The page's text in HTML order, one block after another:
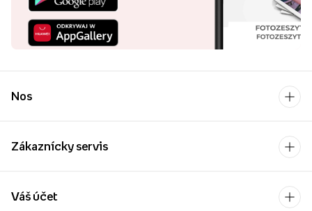
Nos
Zákaznícky servis
Váš účet